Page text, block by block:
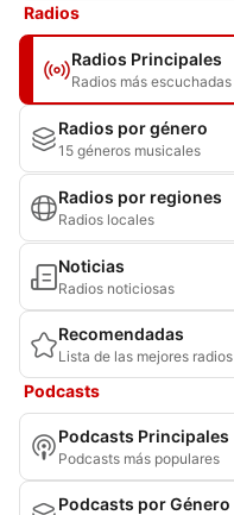
Radios
Radios Principales
Radios más escuchadas
Radios por género
15 géneros musicales
Radios por regiones
Radios locales
Noticias
Radios noticiosas
Recomendadas
Lista de las mejores radios
Podcasts
Podcasts Principales
Podcasts más populares
Podcasts por Género